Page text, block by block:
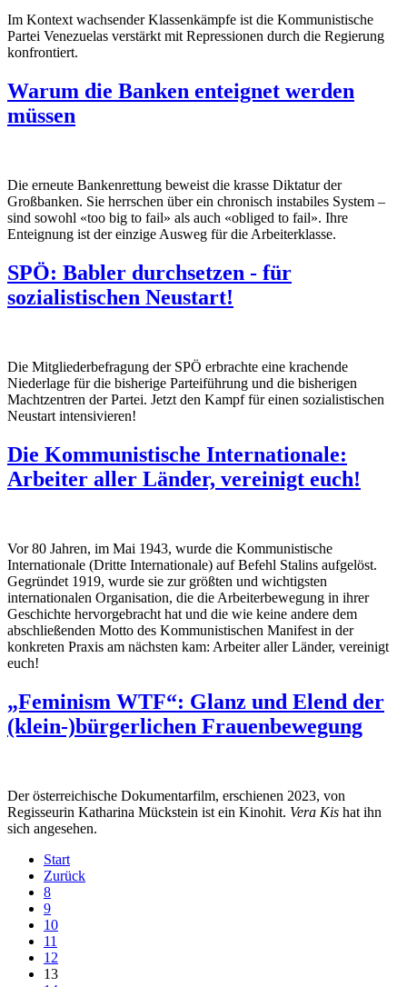
Im Kontext wachsender Klassenkämpfe ist die Kommunistische
Partei Venezuelas verstärkt mit Repressionen durch die Regierung
konfrontiert.
Warum die Banken enteignet werden
müssen
Die erneute Bankenrettung beweist die krasse Diktatur der
Großbanken. Sie herrschen über ein chronisch instabiles System –
sind sowohl «too big to fail» als auch «obliged to fail». Ihre
Enteignung ist der einzige Ausweg für die Arbeiterklasse.
SPÖ: Babler durchsetzen - für
sozialistischen Neustart!
Die Mitgliederbefragung der SPÖ erbrachte eine krachende
Niederlage für die bisherige Parteiführung und die bisherigen
Machtzentren der Partei. Jetzt den Kampf für einen sozialistischen
Neustart intensivieren!
Die Kommunistische Internationale:
Arbeiter aller Länder, vereinigt euch!
Vor 80 Jahren, im Mai 1943, wurde die Kommunistische
Internationale (Dritte Internationale) auf Befehl Stalins aufgelöst.
Gegründet 1919, wurde sie zur größten und wichtigsten
internationalen Organisation, die die Arbeiterbewegung in ihrer
Geschichte hervorgebracht hat und die wie keine andere dem
abschließenden Motto des Kommunistischen Manifest in der
konkreten Praxis am nächsten kam: Arbeiter aller Länder, vereinigt
euch!
„Feminism WTF“: Glanz und Elend der
(klein-)bürgerlichen Frauenbewegung
Der österreichische Dokumentarfilm, erschienen 2023, von
Regisseurin Katharina Mückstein ist ein Kinohit. Vera Kis hat ihn
sich angesehen.
Start
Zurück
8
9
10
11
12
13